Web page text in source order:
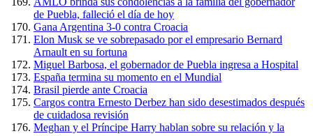
de Puebla, falleció el día de hoy
Gana Argentina 3-0 contra Croacia
Elon Musk se ve sobrepasado por el empresario Bernard
Arnault en su fortuna
Miguel Barbosa, el gobernador de Puebla ingresa a Hospital
España termina su momento en el Mundial
Brasil pierde ante Croacia
Cargos contra Ernesto Derbez han sido desestimados después
de cuidadosa revisión
Meghan y el Príncipe Harry hablan sobre su relación y la